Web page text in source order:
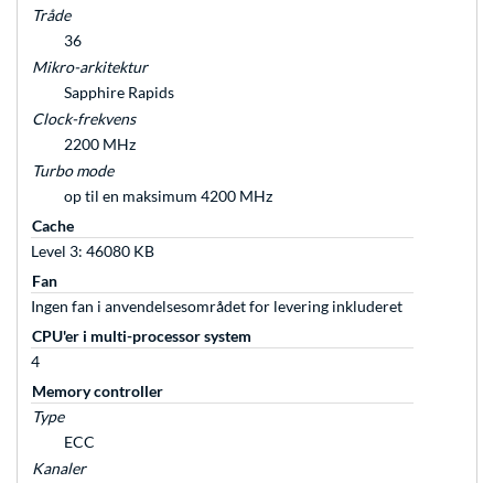
Tråde
36
Mikro-arkitektur
Sapphire Rapids
Clock-frekvens
2200 MHz
Turbo mode
op til en maksimum 4200 MHz
Cache
Level 3: 46080 KB
Fan
Ingen fan i anvendelsesområdet for levering inkluderet
CPU'er i multi-processor system
4
Memory controller
Type
ECC
Kanaler